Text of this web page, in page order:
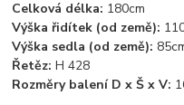
Celková délka: 180cm
Výška řidítek (od země):
Výška sedla (od země):
Řetěz:H 428
Rozměry balení D x Š x V: